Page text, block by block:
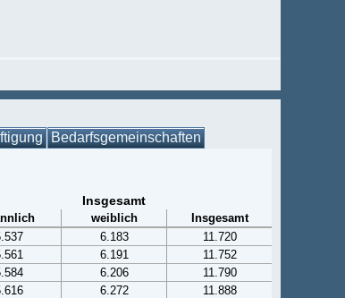
Bedarfsgemeinschaften
Insgesamt
weiblich
Insgesamt
6.183
11.720
6.191
11.752
6.206
11.790
6.272
11.888